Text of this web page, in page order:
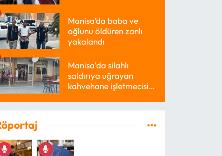
Manisa’da baba ve
oğlunu öldüren zanlı
yakalandı
Manisa'da silahlı
saldırıya uğrayan
kahvehane işletmecisi